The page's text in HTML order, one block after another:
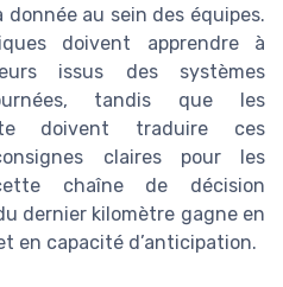
au sein des équipes.
doivent apprendre à
issus des systèmes
tandis que les
doivent traduire ces
claires pour les
chaîne de décision
dernier kilomètre gagne en
en capacité d’anticipation.